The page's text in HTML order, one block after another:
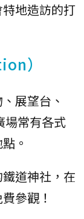
地造訪的打
）
展望台、
場常有各式
。
道神社，在
參觀！